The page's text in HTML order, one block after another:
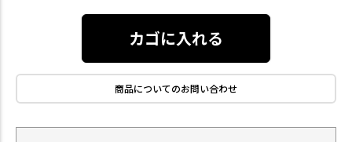
カゴに入れる
商品についてのお問い合わせ